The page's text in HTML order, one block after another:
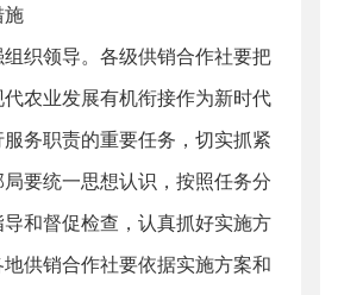
施
组织领导。各级供销合作社要把
农业发展有机衔接作为新时代
务职责的重要任务，切实抓紧
要统一思想认识，按照任务分
和督促检查，认真抓好实施方
供销合作社要依据实施方案和